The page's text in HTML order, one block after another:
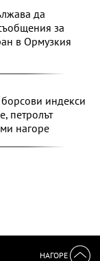
да
за
в Ормузкия
индекси
петролът
нагоре
НАГОРЕ